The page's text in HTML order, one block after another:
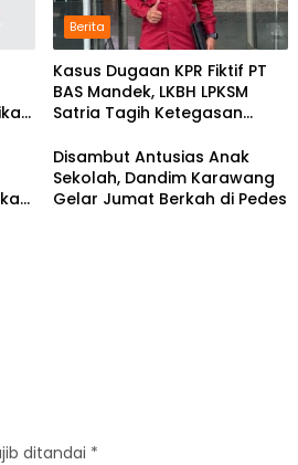
Berita
Kasus Dugaan KPR Fiktif PT
BAS Mandek, LKBH LPKSM
Satria Tagih Ketegasan
Disambut Antusias Anak
Sekolah, Dandim Karawang
Gelar Jumat Berkah di Pedes
ditandai *